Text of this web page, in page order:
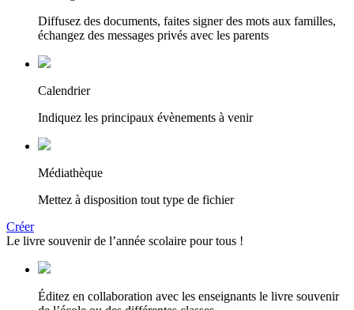
Diffusez des documents, faites signer des mots aux familles,
échangez des messages privés avec les parents
Calendrier
Indiquez les principaux évènements à venir
Médiathèque
Mettez à disposition tout type de fichier
Créer
Le livre souvenir de l’année scolaire pour tous !
Éditez en collaboration avec les enseignants le livre souvenir